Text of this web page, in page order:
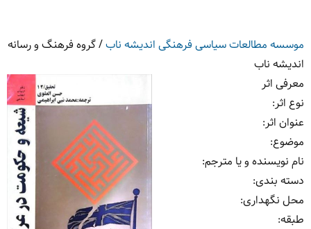
موسسه مطالعات سیاسی فرهنگی اندیشه ناب/گروه فرهنگ و رسانه
اندیشه ناب
معرفی اثر
نوع اثر:
عنوان اثر:
موضوع:
نام نویسنده و یا مترجم:
دسته بندی:
محل نگهداری:
طبقه: